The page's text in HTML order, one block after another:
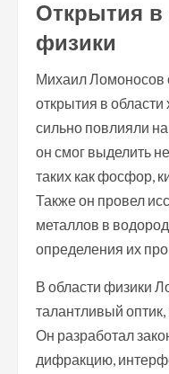
Открытия в
физики
Михаил Ломоносов
открытия в
сильно повлияли
он смог выделить
таких как фосфор,
Также он провел
металлов в
определения их
В области физики
талантливый
Он разработал
дифракцию,